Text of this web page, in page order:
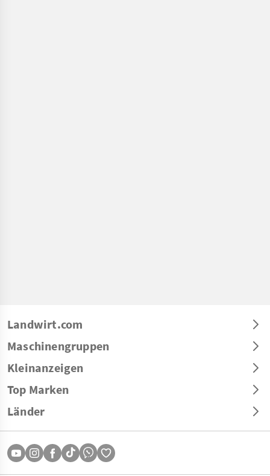
Landwirt.com
Maschinengruppen
Kleinanzeigen
Top Marken
Länder